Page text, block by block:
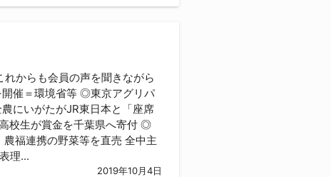
からも会員の声を聞きながら
催＝環境省等 ◎東京アグリパ
にいがたがJR東日本と「座席
校生が賞金を千葉県へ寄付 ◎
福連携の野菜等を直売 全中主
理...
2019年10月4日